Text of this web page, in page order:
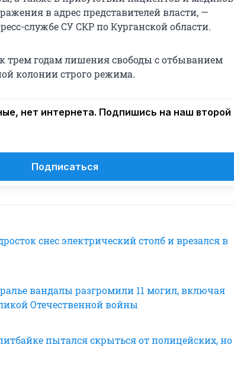
в адрес представителей власти, —
службе СУ СКР по Курганской области.
трем годам лишения свободы с отбыванием
колонии строго режима.
нет интернета. Подпишись на наш второй
Подписаться
снес электрический столб и врезался в
вандалы разгромили 11 могил, включая
Отечественной войны
пытался скрыться от полицейских, но